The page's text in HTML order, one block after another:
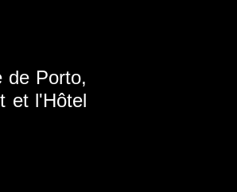
Porto,
et l'Hôtel